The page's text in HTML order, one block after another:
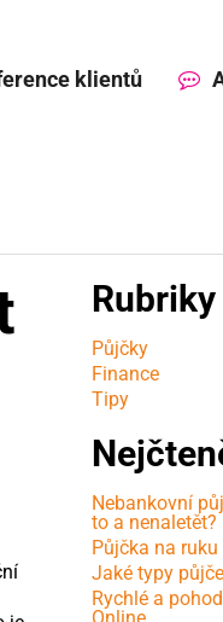
klientů
Rubriky
Půjčky
Finance
Tipy
Nebankovní
to a nenaletět?
Půjčka na ruku
Jaké typy
Rychlé a